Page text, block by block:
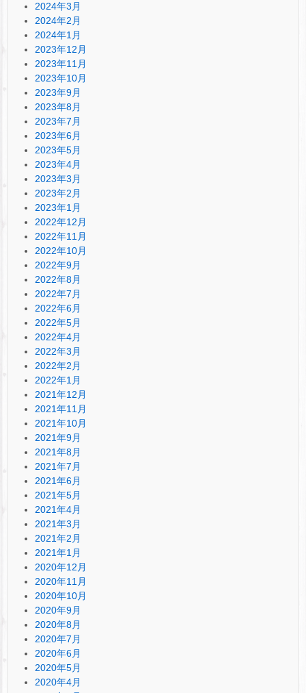
2024年3月
2024年2月
2024年1月
2023年12月
2023年11月
2023年10月
2023年9月
2023年8月
2023年7月
2023年6月
2023年5月
2023年4月
2023年3月
2023年2月
2023年1月
2022年12月
2022年11月
2022年10月
2022年9月
2022年8月
2022年7月
2022年6月
2022年5月
2022年4月
2022年3月
2022年2月
2022年1月
2021年12月
2021年11月
2021年10月
2021年9月
2021年8月
2021年7月
2021年6月
2021年5月
2021年4月
2021年3月
2021年2月
2021年1月
2020年12月
2020年11月
2020年10月
2020年9月
2020年8月
2020年7月
2020年6月
2020年5月
2020年4月